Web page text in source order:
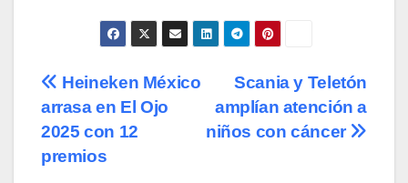
Navegación
de
entradas
Scania y Teletón
amplían atención a
niños con cáncer
Heineken México
arrasa en El Ojo
2025 con 12
premios